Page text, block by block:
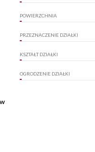
POWIERZCHNIA
PRZEZNACZENIE DZIAŁKI
KSZTAŁT DZIAŁKI
OGRODZENIE DZIAŁKI